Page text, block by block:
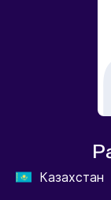
Казахстан